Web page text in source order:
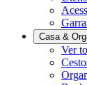
Casa &
Ver